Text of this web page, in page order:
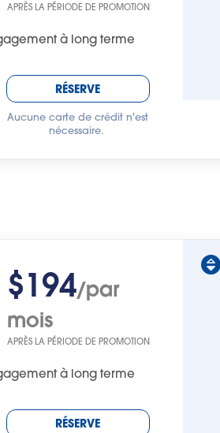
APRÈS LA PÉRIODE DE PROMOTION
à long terme
RÉSERVE
Aucune carte de crédit n'est
nécessaire.
$194/par
mois
APRÈS LA PÉRIODE DE PROMOTION
à long terme
RÉSERVE